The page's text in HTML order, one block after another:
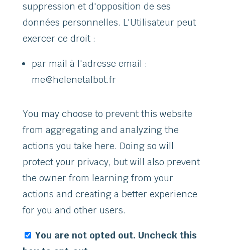
suppression et d'opposition de ses
données personnelles. L'Utilisateur peut
exercer ce droit :
par mail à l'adresse email :
me@helenetalbot.fr
You may choose to prevent this website
from aggregating and analyzing the
actions you take here. Doing so will
protect your privacy, but will also prevent
the owner from learning from your
actions and creating a better experience
for you and other users.
You are not opted out. Uncheck this